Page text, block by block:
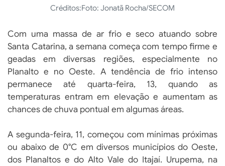
Créditos:Foto: Jonatã Rocha/SECOM
Com uma massa de ar frio e seco atuando sobre
Santa Catarina, a semana começa com tempo firme e
geadas em diversas regiões, especialmente no
Planalto e no Oeste. A tendência de frio intenso
permanece até quarta-feira, 13, quando as
temperaturas entram em elevação e aumentam as
chances de chuva pontual em algumas áreas.
A segunda-feira, 11, começou com mínimas próximas
ou abaixo de 0°C em diversos municípios do Oeste,
dos Planaltos e do Alto Vale do Itajaí. Urupema, na